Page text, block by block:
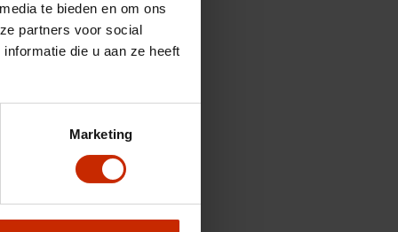
te bieden en om ons
partners voor social
die u aan ze heeft
Marketing